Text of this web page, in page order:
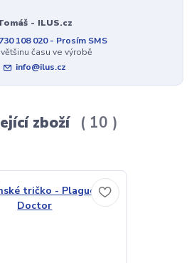
- ILUS.cz
108 020 - Prosím SMS
času ve výrobě
info@ilus.cz
zboží 10